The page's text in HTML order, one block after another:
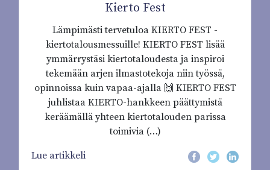
Kierto Fest
Lämpimästi tervetuloa KIERTO FEST -
kiertotalousmessuille! KIERTO FEST lisää
ymmärrystäsi kiertotaloudesta ja inspiroi
tekemään arjen ilmastotekoja niin työssä,
opinnoissa kuin vapaa-ajalla 🙌 KIERTO FEST
juhlistaa KIERTO-hankkeen päättymistä
keräämällä yhteen kiertotalouden parissa
toimivia (…)
Lue artikkeli